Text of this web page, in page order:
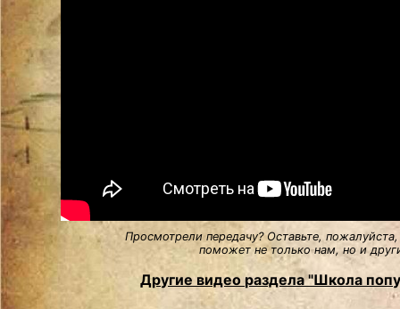
Просмотрели передачу? Оставьте,
поможет не только нам, но и
Другие видео раздела "Школа